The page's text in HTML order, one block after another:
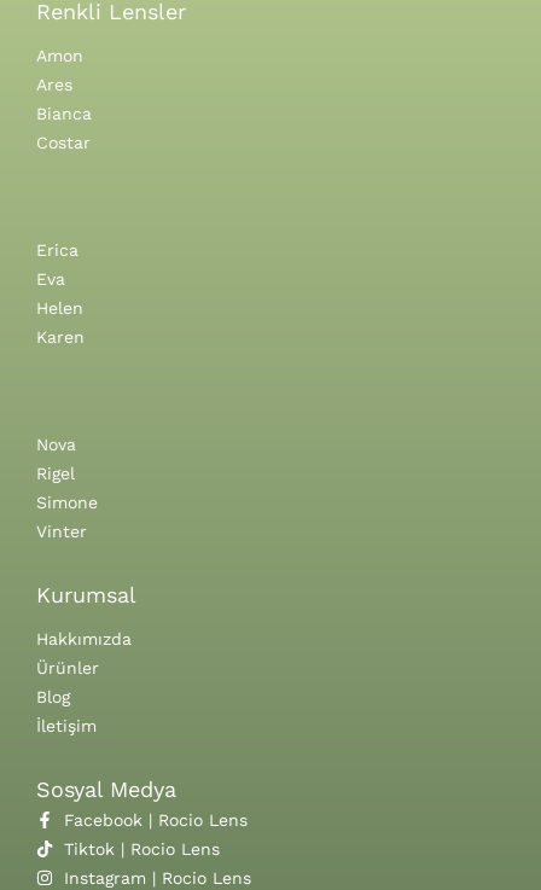
Renkli Lensler
Amon
Ares
Bianca
Costar
Erica
Eva
Helen
Karen
Nova
Rigel
Simone
Vinter
Kurumsal
Hakkımızda
Ürünler
Blog
İletişim
Sosyal Medya
Facebook | Rocio Lens
Tiktok | Rocio Lens
Instagram | Rocio Lens